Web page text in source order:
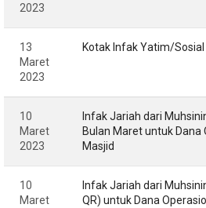
2023
13
Maret
2023
Kotak Infak Yatim/
10
Maret
2023
Infak Jariah dari
Bulan Maret untuk Dana
Masjid
10
Maret
Infak Jariah dari
QR) untuk Dana